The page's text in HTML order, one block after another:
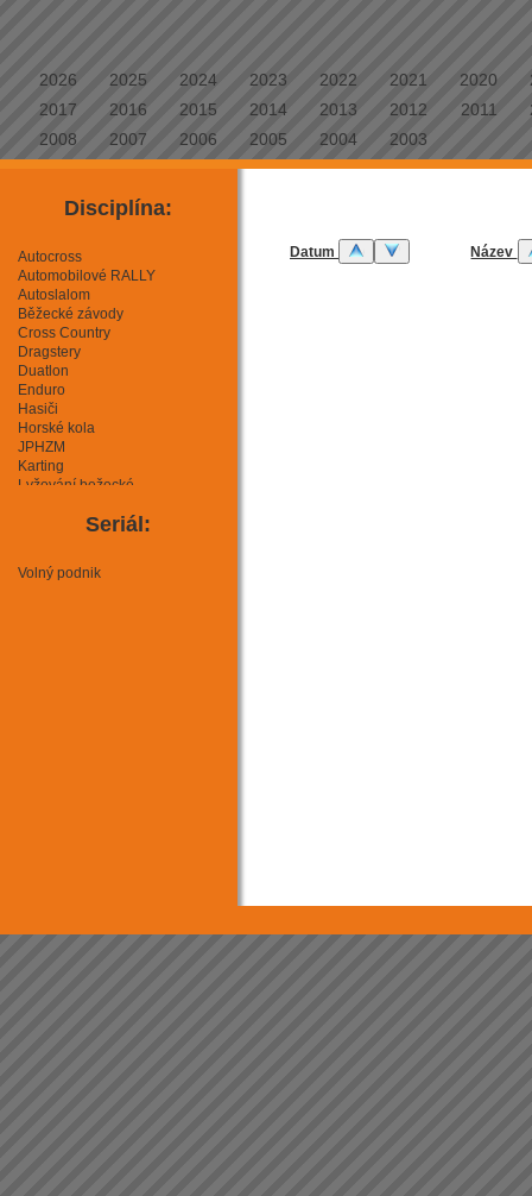
2026 2025 2024 2023 2022 2021 2020
2017
2016 2015 2014 2013 2012 2011
2008
2007 2006 2005 2004 2003
Disciplína:
Autocross
Automobilové RALLY
Autoslalom
Běžecké závody
Cross Country
Dragstery
Duatlon
Enduro
Hasiči
Horské kola
JPHZM
Karting
Lyžování bežecké
Mushing - psí sprežení
Seriál:
Volný podnik
Datum Název